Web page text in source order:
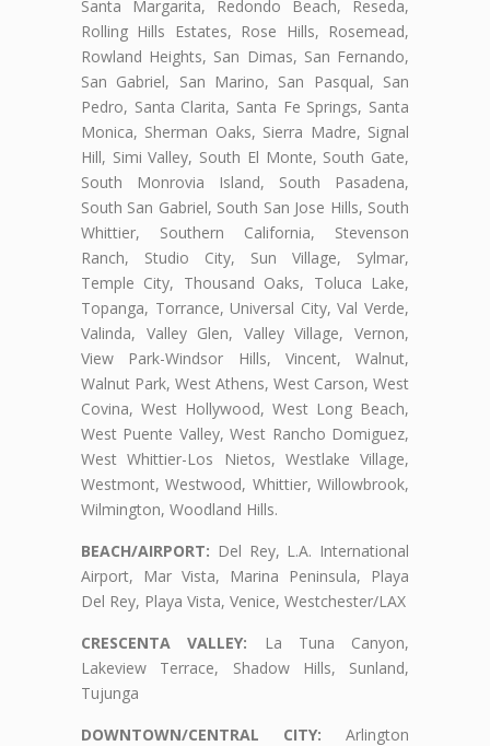
Santa Margarita, Redondo Beach, Reseda,
Rolling Hills Estates, Rose Hills, Rosemead,
Rowland Heights, San Dimas, San Fernando,
San Gabriel, San Marino, San Pasqual, San
Pedro, Santa Clarita, Santa Fe Springs, Santa
Monica, Sherman Oaks, Sierra Madre, Signal
Hill, Simi Valley, South El Monte, South Gate,
South Monrovia Island, South Pasadena,
South San Gabriel, South San Jose Hills, South
Whittier, Southern California, Stevenson
Ranch, Studio City, Sun Village, Sylmar,
Temple City, Thousand Oaks, Toluca Lake,
Topanga, Torrance, Universal City, Val Verde,
Valinda, Valley Glen, Valley Village, Vernon,
View Park-Windsor Hills, Vincent, Walnut,
Walnut Park, West Athens, West Carson, West
Covina, West Hollywood, West Long Beach,
West Puente Valley, West Rancho Domiguez,
West Whittier-Los Nietos, Westlake Village,
Westmont, Westwood, Whittier, Willowbrook,
Wilmington, Woodland Hills.
BEACH/AIRPORT: Del Rey, L.A. International
Airport, Mar Vista, Marina Peninsula, Playa
Del Rey, Playa Vista, Venice, Westchester/LAX
CRESCENTA VALLEY: La Tuna Canyon,
Lakeview Terrace, Shadow Hills, Sunland,
Tujunga
DOWNTOWN/CENTRAL CITY: Arlington